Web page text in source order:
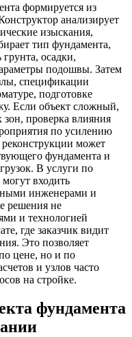
формируется из
анализирует
изыскания,
тип фундамента,
осадки,
подошвы. Затем
спецификации
подготовке
Если объект сложный,
зон, проверка влияния
по усилению
может
фундамента и
В услуги по
входить
инженерами и
решения не
и технологией
где заказчик видит
Это позволяет
цене, но и по
и узлов часто
на стройке.
фундамента